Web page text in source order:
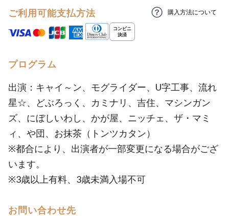
ご利用可能支払方法 購入方法について
プログラム
出演：キャイ～ン、モグライダー、U字工事、流れ
星☆、どぶろっく、カミナリ、吉住、マシンガン
ズ、にぼしいわし、かが屋、ニッチェ、ザ・マミ
ィ、や団、お抹茶（トンツカタン）
※都合により、出演者が一部変更になる場合がござ
います。
※3歳以上有料、3歳未満入場不可
お問い合わせ先